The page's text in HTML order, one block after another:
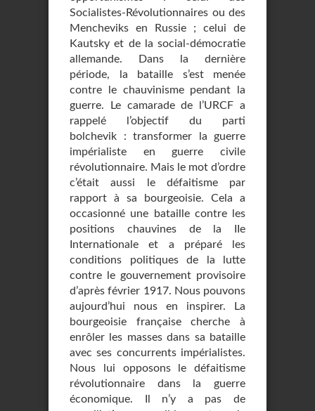
Socialistes-Révolutionnaires ou des
Mencheviks en Russie ; celui de
Kautsky et de la social-démocratie
allemande. Dans la dernière
période, la bataille s’est menée
contre le chauvinisme pendant la
guerre. Le camarade de l’URCF a
rappelé l’objectif du parti
bolchevik : transformer la guerre
impérialiste en guerre civile
révolutionnaire. Mais le mot d’ordre
c’était aussi le défaitisme par
rapport à sa bourgeoisie. Cela a
occasionné une bataille contre les
positions chauvines de la IIe
Internationale et a préparé les
conditions politiques de la lutte
contre le gouvernement provisoire
d’après février 1917. Nous pouvons
aujourd’hui nous en inspirer. La
bourgeoisie française cherche à
enrôler les masses dans sa bataille
avec ses concurrents impérialistes.
Nous lui opposons le défaitisme
révolutionnaire dans la guerre
économique. Il n’y a pas de